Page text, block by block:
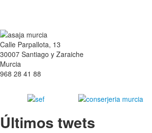
Calle Parpallota, 13
30007 Santiago y Zaraiche
Murcia
968 28 41 88
Últimos twets